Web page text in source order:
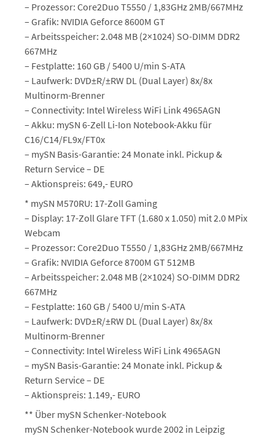
– Prozessor: Core2Duo T5550 / 1,83GHz 2MB/667MHz
– Grafik: NVIDIA Geforce 8600M GT
– Arbeitsspeicher: 2.048 MB (2×1024) SO-DIMM DDR2
667MHz
– Festplatte: 160 GB / 5400 U/min S-ATA
– Laufwerk: DVD±R/±RW DL (Dual Layer) 8x/8x
Multinorm-Brenner
– Connectivity: Intel Wireless WiFi Link 4965AGN
– Akku: mySN 6-Zell Li-Ion Notebook-Akku für
C16/C14/FL9x/FT0x
– mySN Basis-Garantie: 24 Monate inkl. Pickup &
Return Service – DE
– Aktionspreis: 649,- EURO
* mySN M570RU: 17-Zoll Gaming
– Display: 17-Zoll Glare TFT (1.680 x 1.050) mit 2.0 MPix
Webcam
– Prozessor: Core2Duo T5550 / 1,83GHz 2MB/667MHz
– Grafik: NVIDIA Geforce 8700M GT 512MB
– Arbeitsspeicher: 2.048 MB (2×1024) SO-DIMM DDR2
667MHz
– Festplatte: 160 GB / 5400 U/min S-ATA
– Laufwerk: DVD±R/±RW DL (Dual Layer) 8x/8x
Multinorm-Brenner
– Connectivity: Intel Wireless WiFi Link 4965AGN
– mySN Basis-Garantie: 24 Monate inkl. Pickup &
Return Service – DE
– Aktionspreis: 1.149,- EURO
** Über mySN Schenker-Notebook
mySN Schenker-Notebook wurde 2002 in Leipzig